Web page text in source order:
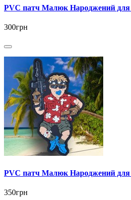
PVC патч Малюк Народжений для
300грн
PVC патч Малюк Народжений для
350грн